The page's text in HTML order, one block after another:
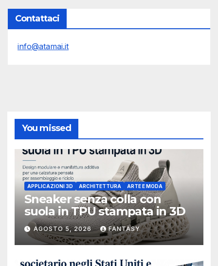
Contattaci
info@atamai.it
You missed
APPLICAZIONI 3D ARCHITETTURA ARTE E MODA
Sneaker senza colla con
suola in TPU stampata in 3D
AGOSTO 5, 2026 FANTASY